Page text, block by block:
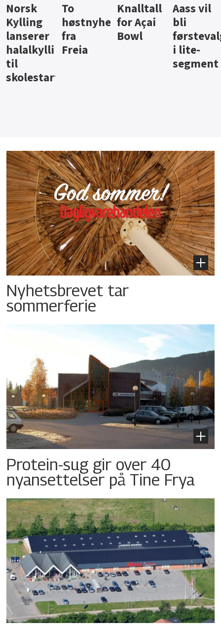
Knalltall
for Açai
Bowl
Aass vil
bli
førstevalg
i lite-
Brus og
jus fra
Berentsen
Hard
iste fra
Hansa
Nyhetsbrevet tar
sommerferie
Protein-sug gir over 40
nyansettelser på Tine Frya